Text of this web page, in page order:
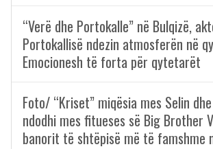
“Verë dhe Portokalle” në Bulqizë,
Portokallisë ndezin atmosferën në
Emocionesh të forta për qytetarët
Foto/ “Kriset” miqësia mes Selin
ndodhi mes fitueses së Big Brother
banorit të shtëpisë më të famshme